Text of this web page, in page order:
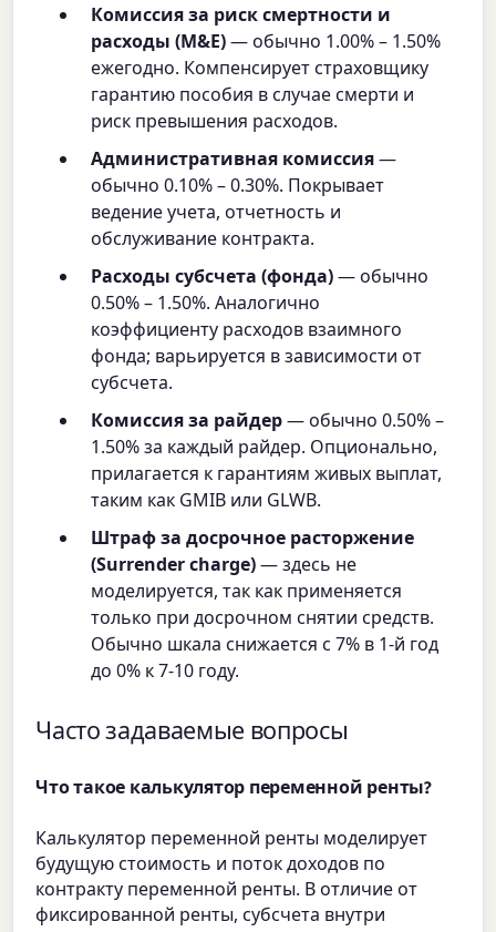
Комиссия за риск смертности и
расходы (M&E)— обычно 1.00% – 1.50%
ежегодно. Компенсирует страховщику
гарантию пособия в случае смерти и
риск превышения расходов.
Административная комиссия—
обычно 0.10% – 0.30%. Покрывает
ведение учета, отчетность и
обслуживание контракта.
Расходы субсчета (фонда)— обычно
0.50% – 1.50%. Аналогично
коэффициенту расходов взаимного
фонда; варьируется в зависимости от
субсчета.
Комиссия за райдер— обычно 0.50% –
1.50% за каждый райдер. Опционально,
прилагается к гарантиям живых выплат,
таким как GMIB или GLWB.
Штраф за досрочное расторжение
(Surrender charge)— здесь не
моделируется, так как применяется
только при досрочном снятии средств.
Обычно шкала снижается с 7% в 1-й год
до 0% к 7-10 году.
Часто задаваемые вопросы
Что такое калькулятор переменной ренты?
Калькулятор переменной ренты моделирует
будущую стоимость и поток доходов по
контракту переменной ренты. В отличие от
фиксированной ренты, субсчета внутри